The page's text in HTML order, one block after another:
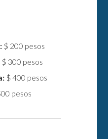
$ 200 pesos
$ 300 pesos
$ 400 pesos
pesos